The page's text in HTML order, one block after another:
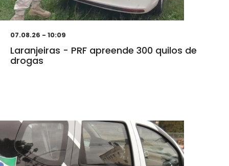
07.08.26 - 10:09
Laranjeiras - PRF apreende 300 quilos de
drogas